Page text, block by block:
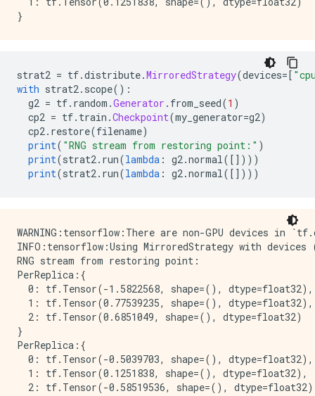
strat2 = tf.distribute.MirroredStrategy(devices=[
with strat2. scope():
g2 = tf. random .Generator . from_seed(1 )
cp2 = tf. train .Checkpoint(my_generator=g2)
cp2. restore(filename)
print( "RNG stream from restoring point:" )
print(strat2. run(lambda : g2.normal([])))
print(strat2. run(lambda : g2.normal([])))
WARNING:tensorflow:There are non-GPU devices
INFO:tensorflow:Using MirroredStrategy with
RNG stream from restoring point:
PerReplica:{
  0: tf.Tensor(-1.5822568, shape=(), dtype=float32),
  1: tf.Tensor(0.77539235, shape=(), dtype=float32),
  2: tf.Tensor(0.6851049, shape=(), dtype=float32)
}
PerReplica:{
  0: tf.Tensor(-0.5039703, shape=(), dtype=float32),
  1: tf.Tensor(0.1251838, shape=(), dtype=float32),
  2: tf.Tensor(-0.58519536, shape=(), dtype=float32)